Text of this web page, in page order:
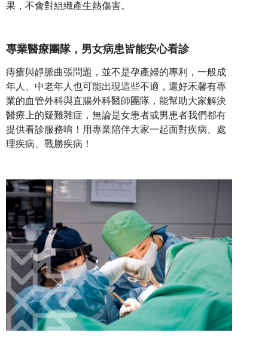
果，不會對組織產生熱傷害。
專業醫療團隊，男女病患皆能安心看診
痔瘡與靜脈曲張問題，並不是孕產婦的專利，一般成
年人、中老年人也可能出現這些不適，還好禾馨有專
業的血管外科與直腸外科醫師團隊，能幫助大家解決
醫療上的疑難雜症，無論是女患者或男患者我們都有
提供看診服務唷！用專業陪伴大家一起面對疾病、處
理疾病、戰勝疾病！